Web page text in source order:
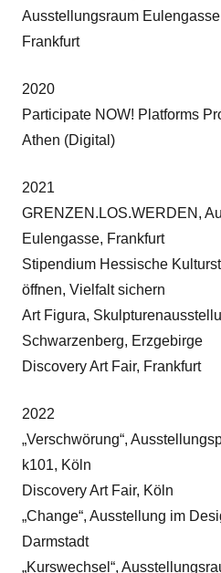
Ausstellungsraum
Frankfurt
2020
Participate NOW! Platforms
Athen (Digital)
2021
GRENZEN.LOS.WERDEN,
Eulengasse, Frankfurt
Stipendium Hessische
öffnen, Vielfalt sichern
Art Figura,
Schwarzenberg, Erzgebirge
Discovery Art Fair, Frankfurt
2022
„Verschwörung“,
k101, Köln
Discovery Art Fair, Köln
„Change“, Ausstellung im
Darmstadt
„Kurswechsel“,